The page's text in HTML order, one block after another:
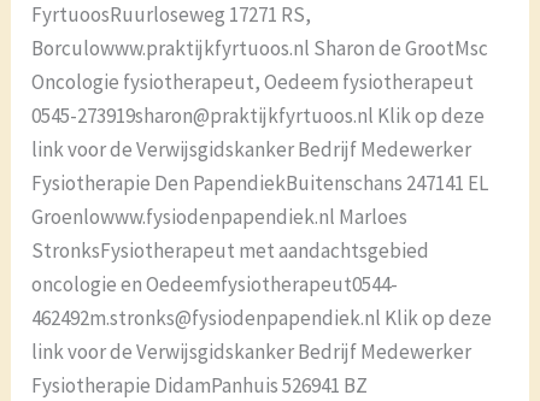
FyrtuoosRuurloseweg 17271 RS,
Borculowww.praktijkfyrtuoos.nl Sharon de GrootMsc
Oncologie fysiotherapeut, Oedeem fysiotherapeut
0545-273919sharon@praktijkfyrtuoos.nl Klik op deze
link voor de Verwijsgidskanker Bedrijf Medewerker
Fysiotherapie Den PapendiekBuitenschans 247141 EL
Groenlowww.fysiodenpapendiek.nl Marloes
StronksFysiotherapeut met aandachtsgebied
oncologie en Oedeemfysiotherapeut0544-
462492m.stronks@fysiodenpapendiek.nl Klik op deze
link voor de Verwijsgidskanker Bedrijf Medewerker
Fysiotherapie DidamPanhuis 526941 BZ